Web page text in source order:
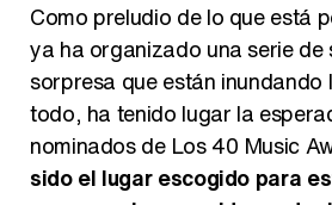
Como preludio de lo que está
ya ha organizado una serie de
sorpresa que están inundando
todo, ha tenido lugar la
nominados de Los 40 Music
sido el lugar escogido para